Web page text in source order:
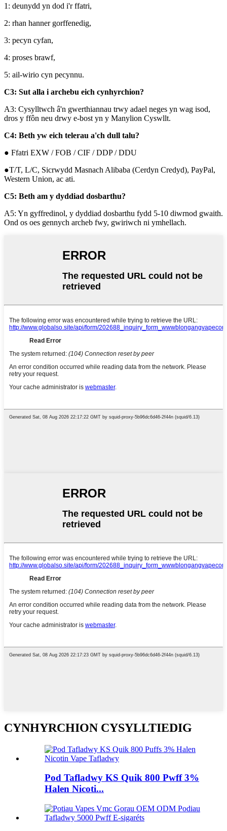
1: deunydd yn dod i'r ffatri,
2: rhan hanner gorffenedig,
3: pecyn cyfan,
4: proses brawf,
5: ail-wirio cyn pecynnu.
C3: Sut alla i archebu eich cynhyrchion?
A3: Cysylltwch â'n gwerthiannau trwy adael neges yn wag isod,
dros y ffôn neu drwy e-bost yn y Manylion Cyswllt.
C4: Beth yw eich telerau a'ch dull talu?
● Ffatri EXW / FOB / CIF / DDP / DDU
●T/T, L/C, Sicrwydd Masnach Alibaba (Cerdyn Credyd), PayPal,
Western Union, ac ati.
C5: Beth am y dyddiad dosbarthu?
A5: Yn gyffredinol, y dyddiad dosbarthu fydd 5-10 diwrnod gwaith.
Ond os oes gennych archeb fwy, gwiriwch ni ymhellach.
CYNHYRCHION CYSYLLTIEDIG
Pod Tafladwy KS Quik 800 Pwff 3%
Halen Nicoti...